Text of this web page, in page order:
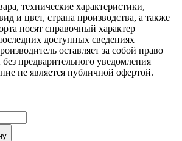
технические характеристики,
и цвет, страна производства, а также
носят справочный характер
доступных сведениях
оставляет за собой право
предварительного уведомления
не является публичной офертой.